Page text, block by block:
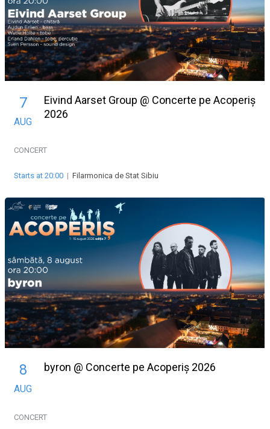
7
AUG
Eivind Aarset Group @ Concerte pe Acoperiș
2026
CONCERT
Starts at 20:00 | Filarmonica de Stat Sibiu
8
AUG
byron @ Concerte pe Acoperiș 2026
CONCERT